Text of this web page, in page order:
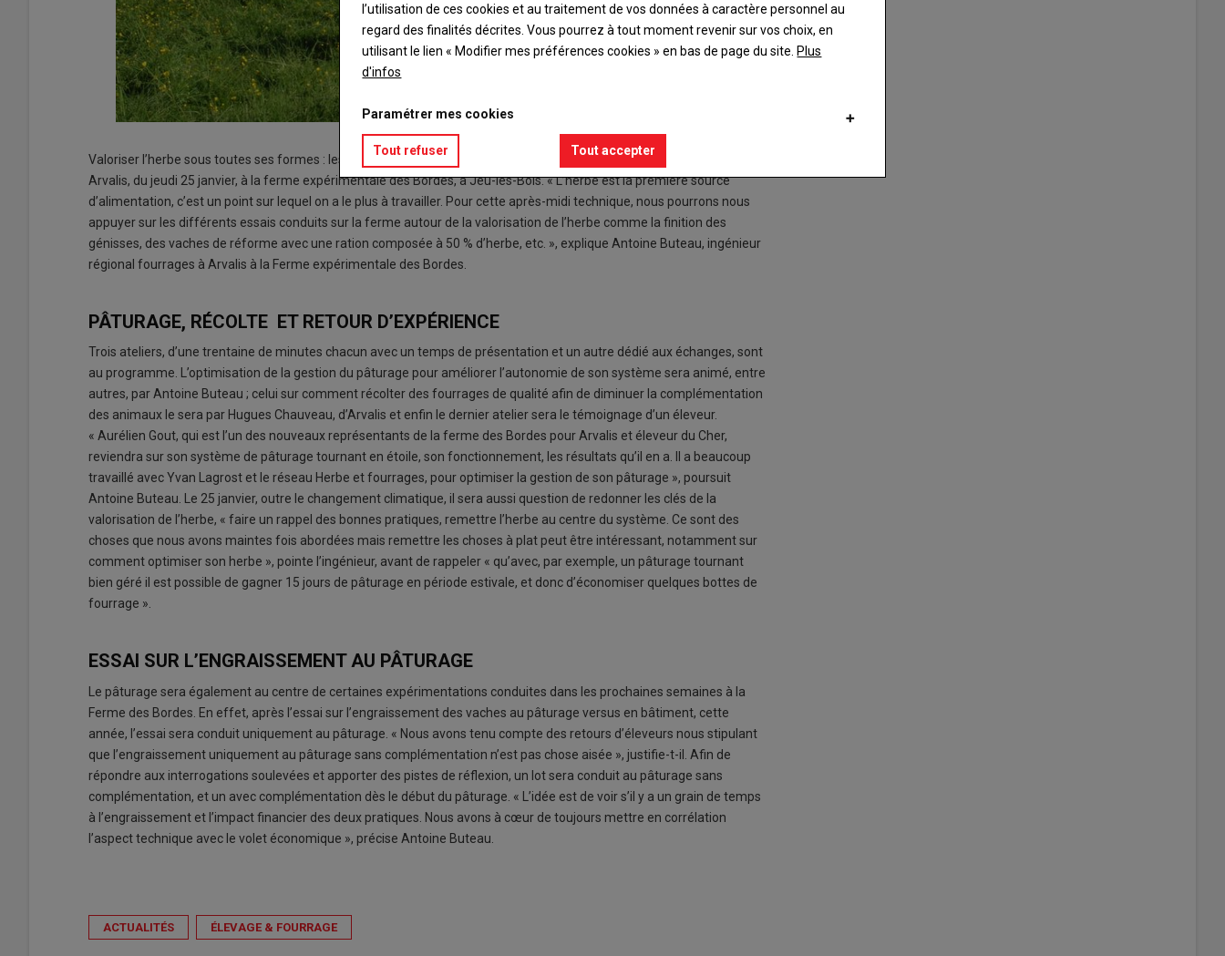
Valoriser l’herbe sous toutes ses formes : les clés de l’optimisation, tel est le fil conducteur du rendez-vous technique
Arvalis, du jeudi 25 janvier, à la ferme expérimentale des Bordes, à Jeu-les-Bois. « L’herbe est la première source
d’alimentation, c’est un point sur lequel on a le plus à travailler. Pour cette après-midi technique, nous pourrons nous
appuyer sur les différents essais conduits sur la ferme autour de la valorisation de l’herbe comme la finition des
génisses, des vaches de réforme avec une ration composée à 50 % d’herbe, etc. », explique Antoine Buteau, ingénieur
régional fourrages à Arvalis à la Ferme expérimentale des Bordes.
PÂTURAGE, RÉCOLTE ET RETOUR D’EXPÉRIENCE
Trois ateliers, d’une trentaine de minutes chacun avec un temps de présentation et un autre dédié aux échanges, sont
au programme. L’optimisation de la gestion du pâturage pour améliorer l’autonomie de son système sera animé, entre
autres, par Antoine Buteau ; celui sur comment récolter des fourrages de qualité afin de diminuer la complémentation
des animaux le sera par Hugues Chauveau, d’Arvalis et enfin le dernier atelier sera le témoignage d’un éleveur.
« Aurélien Gout, qui est l’un des nouveaux représentants de la ferme des Bordes pour Arvalis et éleveur du Cher,
reviendra sur son système de pâturage tournant en étoile, son fonctionnement, les résultats qu’il en a. Il a beaucoup
travaillé avec Yvan Lagrost et le réseau Herbe et fourrages, pour optimiser la gestion de son pâturage », poursuit
Antoine Buteau. Le 25 janvier, outre le changement climatique, il sera aussi question de redonner les clés de la
valorisation de l’herbe, « faire un rappel des bonnes pratiques, remettre l’herbe au centre du système. Ce sont des
choses que nous avons maintes fois abordées mais remettre les choses à plat peut être intéressant, notamment sur
comment optimiser son herbe », pointe l’ingénieur, avant de rappeler « qu’avec, par exemple, un pâturage tournant
bien géré il est possible de gagner 15 jours de pâturage en période estivale, et donc d’économiser quelques bottes de
fourrage ».
ESSAI SUR L’ENGRAISSEMENT AU PÂTURAGE
Le pâturage sera également au centre de certaines expérimentations conduites dans les prochaines semaines à la
Ferme des Bordes. En effet, après l’essai sur l’engraissement des vaches au pâturage versus en bâtiment, cette
année, l’essai sera conduit uniquement au pâturage. « Nous avons tenu compte des retours d’éleveurs nous stipulant
que l’engraissement uniquement au pâturage sans complémentation n’est pas chose aisée », justifie-t-il. Afin de
répondre aux interrogations soulevées et apporter des pistes de réflexion, un lot sera conduit au pâturage sans
complémentation, et un avec complémentation dès le début du pâturage. « L’idée est de voir s’il y a un grain de temps
à l’engraissement et l’impact financier des deux pratiques. Nous avons à cœur de toujours mettre en corrélation
l’aspect technique avec le volet économique », précise Antoine Buteau.
ACTUALITÉS ÉLEVAGE & FOURRAGE
l’utilisation de ces cookies et au traitement de vos données à caractère personnel au
regard des finalités décrites. Vous pourrez à tout moment revenir sur vos choix, en
utilisant le lien « Modifier mes préférences cookies » en bas de page du site.Plus
d'infos
Paramétrer mes cookies
Tout refuser Tout accepter